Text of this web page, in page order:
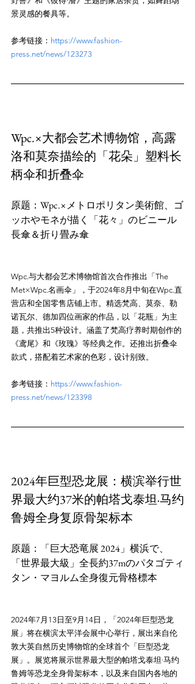
参考链接： https://www.fashion-
press.net/news/123273
Wpc.×大都会艺术博物馆，高露
洛和莫奈描绘的「花朵」塑料长
柄伞和折叠伞
原题：Wpc.×メトロポリタン美術館、ゴ
ッホやモネが描く「花々」のビニール
Wpc.与大都会艺术博物馆首次合作推出「The
Met×Wpc.名画伞」，于2024年8月中旬在Wpc.直
营店和全国零售店铺上市。精选梵高、莫奈、勒
诺瓦尔、德加四位画家的作品，以「花瓶」为主
题，共推出5种设计。涵盖了梵高疗养时期创作的
《鸢尾》和《玫瑰》等经典之作。还推出折叠伞
参考链接： https://www.fashion-
press.net/news/123398
2024年巨型恐龙展：横滨举行世
界最大约37米的帕塔戈泰坦·马约
鲁姆全身复原骨架标本
原题：「巨大恐竜展 2024」横浜で、
「世界最大級」全長約37mのパタゴティ
2024年7月13日至9月14日，「2024年巨型恐龙
展」将在横滨太平洋会展中心举行，展出来自伦
敦大英自然历史博物馆的全球首个「巨型恐龙
展」。展览将展示世界最大型的帕塔戈泰坦·马约
鲁姆等恐龙全身骨架标本，以及来自国内各地的